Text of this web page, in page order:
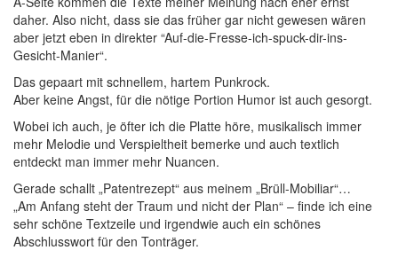
daher. Also nicht, dass sie das früher gar nicht gewesen wären
aber jetzt eben in direkter “Auf-die-Fresse-ich-spuck-dir-ins-
Gesicht-Manier“.
Das gepaart mit schnellem, hartem Punkrock.
Aber keine Angst, für die nötige Portion Humor ist auch gesorgt.
Wobei ich auch, je öfter ich die Platte höre, musikalisch immer
mehr Melodie und Verspieltheit bemerke und auch textlich
entdeckt man immer mehr Nuancen.
Gerade schallt „Patentrezept“ aus meinem „Brüll-Mobiliar“…
„Am Anfang steht der Traum und nicht der Plan“ – finde ich eine
sehr schöne Textzeile und irgendwie auch ein schönes
Abschlusswort für den Tonträger.